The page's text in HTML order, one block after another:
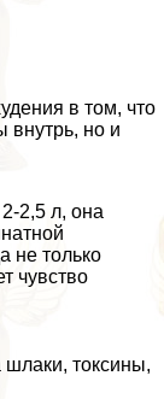
в том, что
внутрь, но и
2,5 л, она
не только
чувство
токсины,